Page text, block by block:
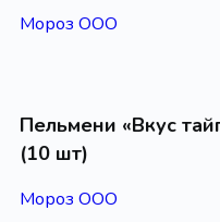
Мороз ООО
Пельмени «Вкус
(10 шт)
Мороз ООО